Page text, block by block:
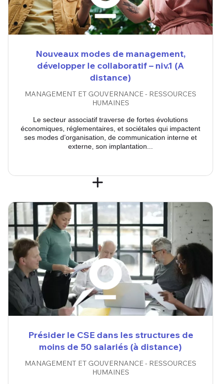
Nouveaux modes de management,
développer le collaboratif – niv.1 (A
distance)
MANAGEMENT ET GOUVERNANCE - RESSOURCES
HUMAINES
Le secteur associatif traverse de fortes évolutions
économiques, réglementaires, et sociétales qui impactent
ses modes d’organisation, de communication interne et
externe, son implantation...
Présider le CSE dans les structures de
moins de 50 salariés (à distance)
MANAGEMENT ET GOUVERNANCE - RESSOURCES
HUMAINES